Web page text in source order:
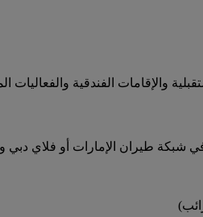
والإقامات الفندقية والفعاليات
طيران الإمارات أو فلاي دبي